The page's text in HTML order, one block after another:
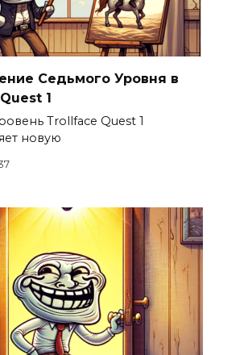
Седьмого Уровня в
1
Trollface Quest 1
новую